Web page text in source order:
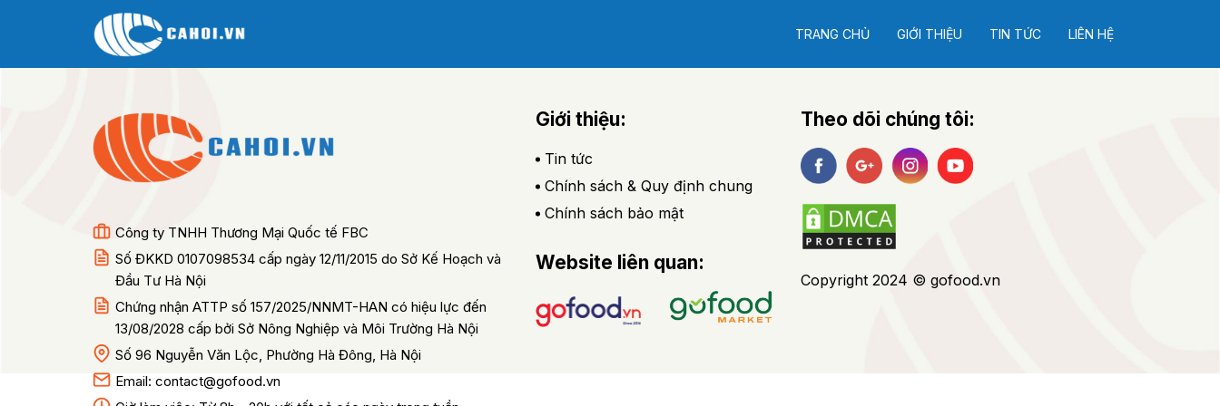
TRANG CHỦ GIỚI THIỆU TIN TỨC LIÊN HỆ
Công ty TNHH Thương Mại Quốc tế FBC
Số ĐKKD 0107098534 cấp ngày 12/11/2015 do Sở Kế Hoạch và
Đầu Tư Hà Nội
Chứng nhận ATTP số 157/2025/NNMT-HAN có hiệu lực đến
13/08/2028 cấp bởi Sở Nông Nghiệp và Môi Trường Hà Nội
Số 96 Nguyễn Văn Lộc, Phường Hà Đông, Hà Nội
Email: contact@gofood.vn
Giới thiệu:
Tin tức
Chính sách & Quy định chung
Chính sách bảo mật
Website liên quan:
Theo dõi chúng tôi:
Copyright 2024 © gofood.vn